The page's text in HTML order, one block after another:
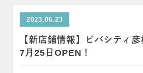
2023.06.23
【新店舗情報】ビバシティ
7月25日OPEN！